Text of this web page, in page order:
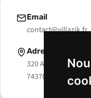
Email
contact@villazik.fr
Adresse
320 Avenue de
74370 Villaz